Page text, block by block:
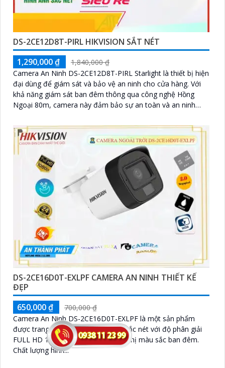
DS-2CE12D8T-PIRL HIKVISION SẮT NÉT
1,290,000 ₫
1,840,000 ₫
Camera An Ninh DS-2CE12D8T-PIRL Starlight là thiết bị hiện
đại dùng để giám sát và bảo vệ an ninh cho cửa hàng. Với
khả năng giám sát ban đêm thông qua công nghệ Hồng
Ngoại 80m, camera này đảm bảo sự an toàn và an ninh
DS-2CE16D0T-EXLPF CAMERA AN NINH THIẾT KẾ
ĐẸP
650,000 ₫
700,000 ₫
Camera An Ninh DS-2CE16D0T-EXLPF là một sản phẩm
được trang bị công nghệ hình ảnh sắc nét với độ phân giải
FULL HD 1080P, với khả năng hiển thị màu sắc ban đêm.
Chất lượng hình...